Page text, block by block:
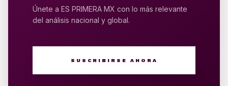
Únete a ES PRIMERA MX con lo más relevante
del análisis nacional y global.
SUSCRIBIRSE AHORA